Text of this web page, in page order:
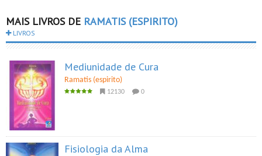
MAIS LIVROS DE RAMATIS (ESPIRITO)
LIVROS
Mediunidade de Cura
Ramatis (espirito)
12130 0
Fisiologia da Alma